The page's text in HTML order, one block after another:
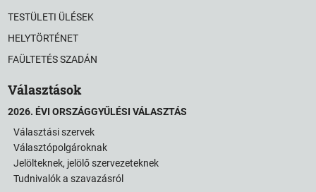
TESTÜLETI ÜLÉSEK
HELYTÖRTÉNET
FAÜLTETÉS SZADÁN
Választások
2026. ÉVI ORSZÁGGYŰLÉSI VÁLASZTÁS
Választási szervek
Választópolgároknak
Jelölteknek, jelölő szervezeteknek
Tudnivalók a szavazásról